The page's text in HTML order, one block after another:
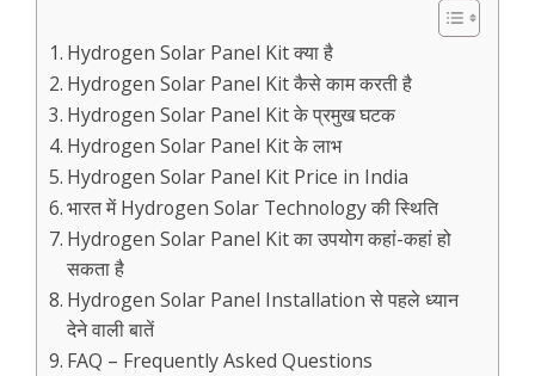
Hydrogen Solar Panel Kit क्या है
Hydrogen Solar Panel Kit कैसे काम करती है
Hydrogen Solar Panel Kit के प्रमुख घटक
Hydrogen Solar Panel Kit के लाभ
Hydrogen Solar Panel Kit Price in India
भारत में Hydrogen Solar Technology की स्थिति
Hydrogen Solar Panel Kit का उपयोग कहां-कहां हो
सकता है
Hydrogen Solar Panel Installation से पहले ध्यान
देने वाली बातें
FAQ – Frequently Asked Questions